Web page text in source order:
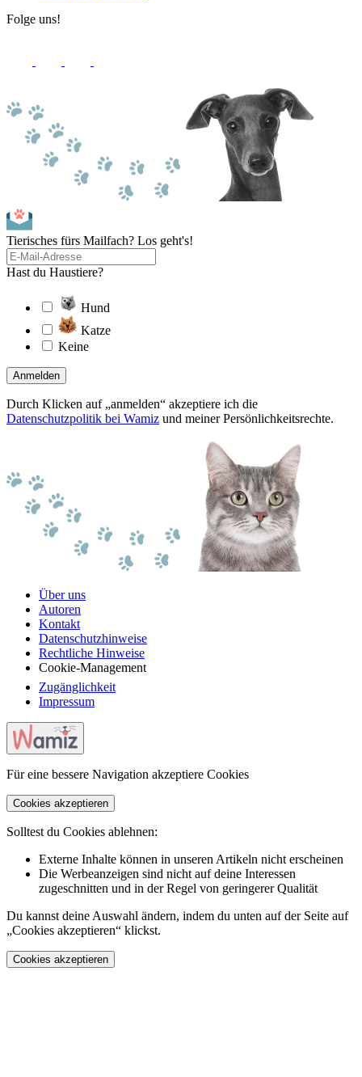
Folge uns!
Tierisches fürs Mailfach? Los geht's!
Hast du Haustiere?
Hund
Katze
Keine
Anmelden
Durch Klicken auf „anmelden“ akzeptiere ich die
Datenschutzpolitik bei Wamiz und meiner Persönlichkeitsrechte.
Über uns
Autoren
Kontakt
Datenschutzhinweise
Rechtliche Hinweise
Cookie-Management
Zugänglichkeit
Impressum
Für eine bessere Navigation akzeptiere Cookies
Cookies akzeptieren
Solltest du Cookies ablehnen:
Externe Inhalte können in unseren Artikeln nicht erscheinen
Die Werbeanzeigen sind nicht auf deine Interessen
zugeschnitten und in der Regel von geringerer Qualität
Du kannst deine Auswahl ändern, indem du unten auf der Seite auf
„Cookies akzeptieren“ klickst.
Cookies akzeptieren